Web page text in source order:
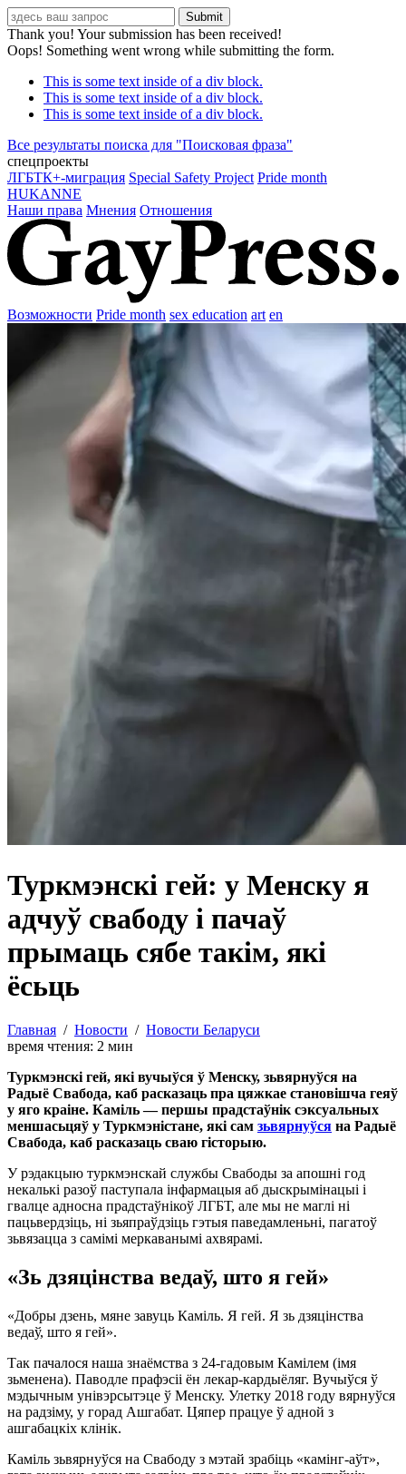
Thank you! Your submission has been received!
Oops! Something went wrong while submitting the form.
This is some text inside of a div block.
This is some text inside of a div block.
This is some text inside of a div block.
Все результаты поиска для "Поисковая фраза"
спецпроекты
ЛГБТК+-миграция Special Safety Project Pride month
HUKANNE
Наши права Мнения Отношения
Возможности Pride month sex education art en
Туркмэнскі гей: у Менску я
адчуў свабоду і пачаў
прымаць сябе такім, які
ёсьць
Главная / Новости / Новости Беларуси
время чтения: 2 мин
Туркмэнскі гей, які вучыўся ў Менску, зьвярнуўся на
Радыё Свабода, каб расказаць пра цяжкае становішча геяў
у яго краіне. Каміль — першы прадстаўнік сэксуальных
меншасьцяў у Туркмэністане, які сам зьвярнуўся на Радыё
Свабода, каб расказаць сваю гісторыю.
У рэдакцыю туркмэнскай службы Свабоды за апошні год
некалькі разоў паступала інфармацыя аб дыскрымінацыі і
гвалце адносна прадстаўнікоў ЛГБТ, але мы не маглі ні
пацьвердзіць, ні зьяпраўдзіць гэтыя паведамленьні, пагатоў
зьвязацца з самімі меркаванымі ахвярамі.
«Зь дзяцінства ведаў, што я гей»
«Добры дзень, мяне завуць Каміль. Я гей. Я зь дзяцінства
ведаў, што я гей».
Так пачалося наша знаёмства з 24-гадовым Камілем (імя
зьменена). Паводле прафэсіі ён лекар-кардыёляг. Вучыўся ў
мэдычным унівэрсытэце ў Менску. Улетку 2018 году вярнуўся
на радзіму, у горад Ашгабат. Цяпер працуе ў адной з
ашгабацкіх клінік.
Каміль зьвярнуўся на Свабоду з мэтай зрабіць «камінг-аўт»,